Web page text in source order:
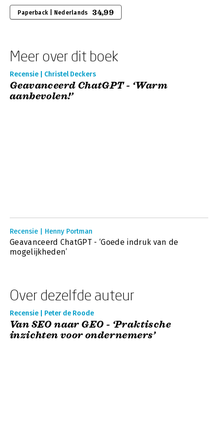
Paperback | Nederlands 34,99
Meer over dit boek
Recensie | Christel Deckers
Geavanceerd ChatGPT - ‘Warm
aanbevolen!’
Recensie | Henny Portman
Geavanceerd ChatGPT - ‘Goede indruk van de
mogelijkheden’
Over dezelfde auteur
Recensie | Peter de Roode
Van SEO naar GEO - ‘Praktische
inzichten voor ondernemers’